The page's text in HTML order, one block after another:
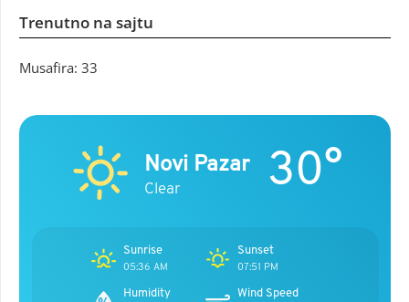
Trenutno na sajtu
Musafira: 33
Novi Pazar
Clear 30°
Sunrise
05:36 AM
Sunset
07:51 PM
Humidity Wind Speed